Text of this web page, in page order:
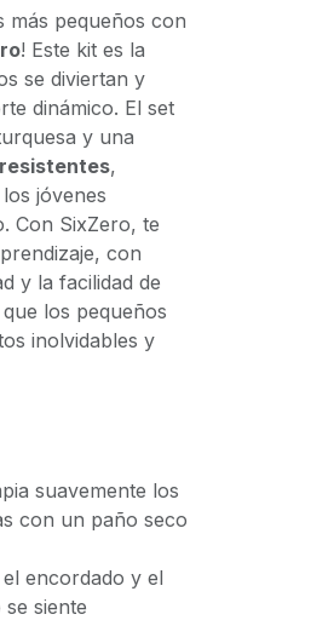
más pequeños con
! Este kit es la
se diviertan y
dinámico. El set
y una
,
jóvenes
Con SixZero, te
con
y la facilidad de
los pequeños
inolvidables y
suavemente los
con un paño seco
encordado y el
siente